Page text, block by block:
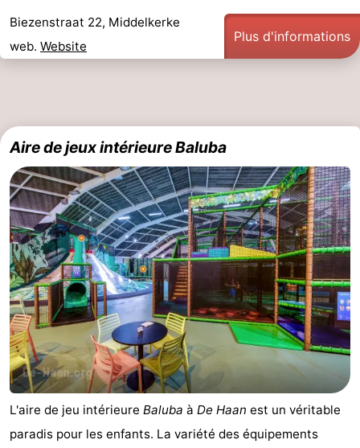
vélo
Équitation
-
Terrains
-
et
manger
Événements
Pratiques
Forum
Route
-
Stationnement
-
Tram
Adresses
Médicales
Région
Biezenstraat 22, Middelkerke
web. Website
Plus d'informations
Aire de jeux intérieure Baluba
L'aire de jeu intérieure Baluba à De Haan est un véritable
paradis pour les enfants. La variété des équipements